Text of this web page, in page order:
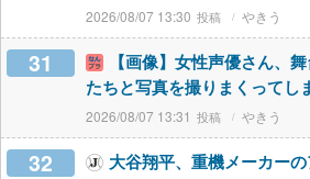
2026/08/07 13:30 やきう
31
【画像】女性声優さん、
たちと写真を撮りまくって
2026/08/07 13:31 やきう
32 大谷翔平、重機メーカー